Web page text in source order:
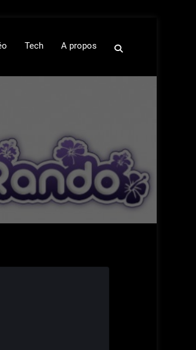
Tech A propos